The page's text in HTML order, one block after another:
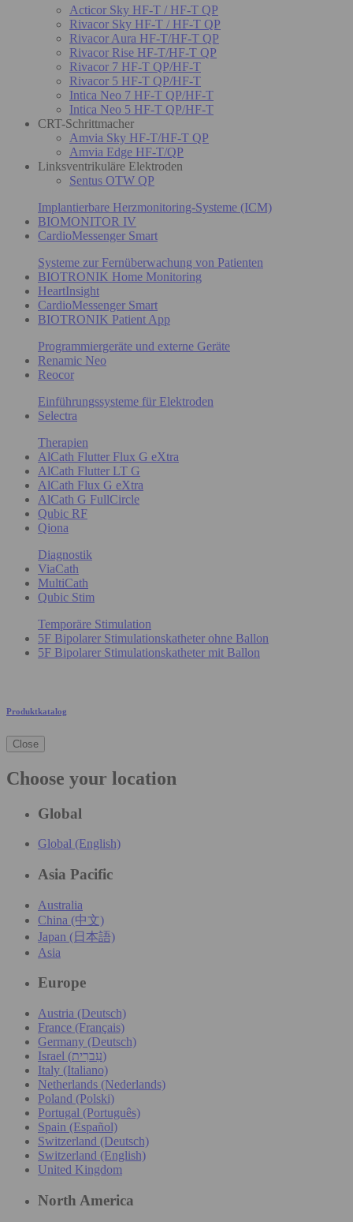
Acticor Sky HF-T / HF-T QP
Rivacor Sky HF-T / HF-T QP
Rivacor Aura HF-T/HF-T QP
Rivacor Rise HF-T/HF-T QP
Rivacor 7 HF-T QP/HF-T
Rivacor 5 HF-T QP/HF-T
Intica Neo 7 HF-T QP/HF-T
Intica Neo 5 HF-T QP/HF-T
CRT-Schrittmacher
Amvia Sky HF-T/HF-T QP
Amvia Edge HF-T/QP
Linksventrikuläre Elektroden
Sentus OTW QP
Implantierbare Herzmonitoring-Systeme (ICM)
BIOMONITOR IV
CardioMessenger Smart
Systeme zur Fernüberwachung von Patienten
BIOTRONIK Home Monitoring
HeartInsight
CardioMessenger Smart
BIOTRONIK Patient App
Programmiergeräte und externe Geräte
Renamic Neo
Reocor
Einführungssysteme für Elektroden
Selectra
Therapien
AlCath Flutter Flux G eXtra
AlCath Flutter LT G
AlCath Flux G eXtra
AlCath G FullCircle
Qubic RF
Qiona
Diagnostik
ViaCath
MultiCath
Qubic Stim
Temporäre Stimulation
5F Bipolarer Stimulationskatheter ohne Ballon
5F Bipolarer Stimulationskatheter mit Ballon
Produktkatalog
Close
Choose your location
Global
Global (English)
Asia Pacific
Australia
China (中文)
Japan (日本語)
Asia
Europe
Austria (Deutsch)
France (Français)
Germany (Deutsch)
Israel (עִברִית)
Italy (Italiano)
Netherlands (Nederlands)
Poland (Polski)
Portugal (Português)
Spain (Español)
Switzerland (Deutsch)
Switzerland (English)
United Kingdom
North America